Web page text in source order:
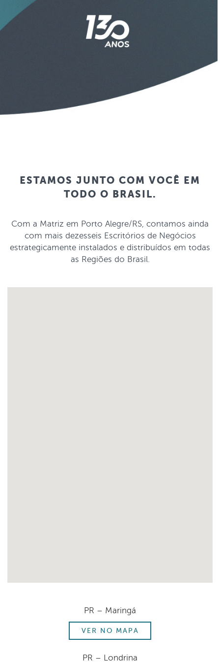
ESTAMOS JUNTO COM VOCÊ EM
TODO O BRASIL.
Com a Matriz em Porto Alegre/RS, contamos ainda
com mais dezesseis Escritórios de Negócios
estrategicamente instalados e distribuídos em todas
as Regiões do Brasil.
PR – Maringá
VER NO MAPA
PR – Londrina